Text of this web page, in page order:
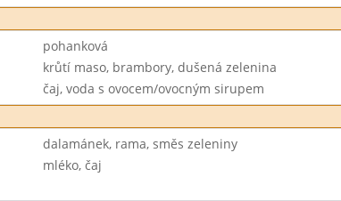
pohanková
krůtí maso, brambory, dušená zelenina
čaj, voda s ovocem/ovocným sirupem
dalamánek, rama, směs zeleniny
mléko, čaj